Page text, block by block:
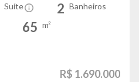
Suíte 2 Banheiros
65 m²
R$ 1.690.000